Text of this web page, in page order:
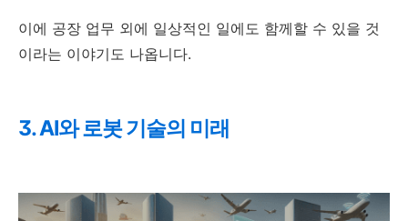
이에 공장 업무 외에 일상적인 일에도 함께할 수 있을 것
이라는 이야기도 나옵니다.
3. AI와 로봇 기술의 미래